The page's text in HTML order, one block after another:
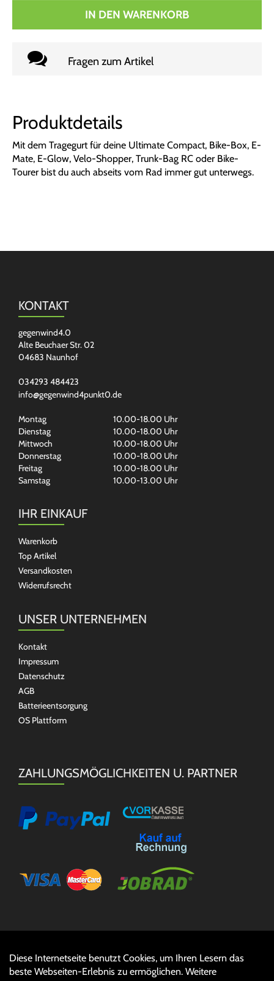
IN DEN WARENKORB
Fragen zum Artikel
Produktdetails
Mit dem Tragegurt für deine Ultimate Compact, Bike-Box, E-
Mate, E-Glow, Velo-Shopper, Trunk-Bag RC oder Bike-
Tourer bist du auch abseits vom Rad immer gut unterwegs.
KONTAKT
gegenwind4.0
Alte Beuchaer Str. 02
04683 Naunhof
034293 484423
info@gegenwind4punkt0.de
Montag
10.00-18.00 Uhr
Dienstag
10.00-18.00 Uhr
Mittwoch
10.00-18.00 Uhr
Donnerstag
10.00-18.00 Uhr
Freitag
10.00-18.00 Uhr
Samstag
10.00-13.00 Uhr
IHR EINKAUF
Warenkorb
Top Artikel
Versandkosten
Widerrufsrecht
UNSER UNTERNEHMEN
Kontakt
Impressum
Datenschutz
AGB
Batterieentsorgung
OS Plattform
ZAHLUNGSMÖGLICHKEITEN U. PARTNER
Diese Internetseite benutzt Cookies, um Ihren Lesern das
beste Webseiten-Erlebnis zu ermöglichen. Weitere
Auftrag widerrufen